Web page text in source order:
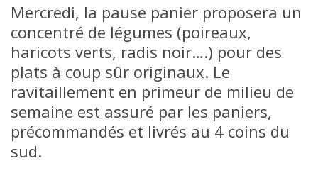
Mercredi, la pause panier proposera un
concentré de légumes (poireaux,
haricots verts, radis noir….) pour des
plats à coup sûr originaux. Le
ravitaillement en primeur de milieu de
semaine est assuré par les paniers,
précommandés et livrés au 4 coins du
sud.